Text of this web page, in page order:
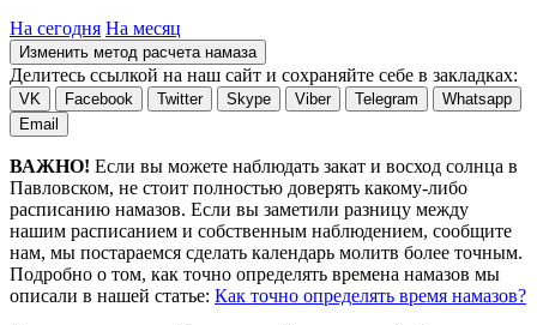
На сегодня На месяц
Изменить метод расчета намаза
Делитесь ссылкой на наш сайт и сохраняйте себе в закладках:
VK Facebook Twitter Skype Viber Telegram
Whatsapp
Email
ВАЖНО! Если вы можете наблюдать закат и восход солнца в
Павловском, не стоит полностью доверять какому-либо
расписанию намазов. Если вы заметили разницу между
нашим расписанием и собственным наблюдением, сообщите
нам, мы постараемся сделать календарь молитв более точным.
Подробно о том, как точно определять времена намазов мы
описали в нашей статье: Как точно определять время намазов?